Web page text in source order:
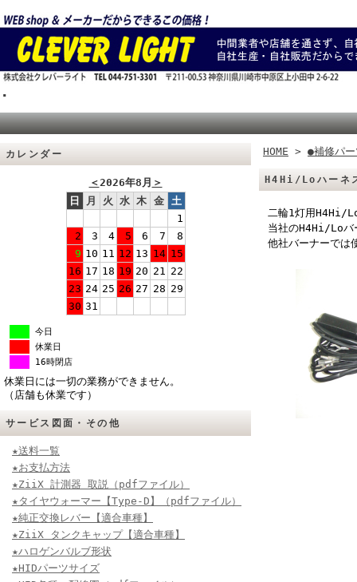
.
カレンダー
＜2026年8月 ＞
日
月 火 水 木 金
土
1
2
3 4 5 6 7
8
9 10 11 12 13 14 15
16 17 18 19 20 21 22
23 24 25 26 27 28 29
30 31
今日
休業日
16時閉店
休業日には一切の業務ができません。
（店舗も休業です）
サービス図面・その他
★送料一覧
★お支払方法
★ZiiX 計測器 取説（pdfファイル）
★タイヤウォーマー【Type-D】（pdfファイル）
★純正交換レバー【適合車種】
★ZiiX タンクキャップ【適合車種】
★ハロゲンバルブ形状
★HIDパーツサイズ
HOME > ●補修パ
H4Hi/Loハーネ
二輪1灯用H4Hi/
当社のH4Hi/Loバ
他社バーナーでは